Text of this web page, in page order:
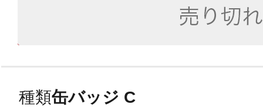
種類缶バッジ C